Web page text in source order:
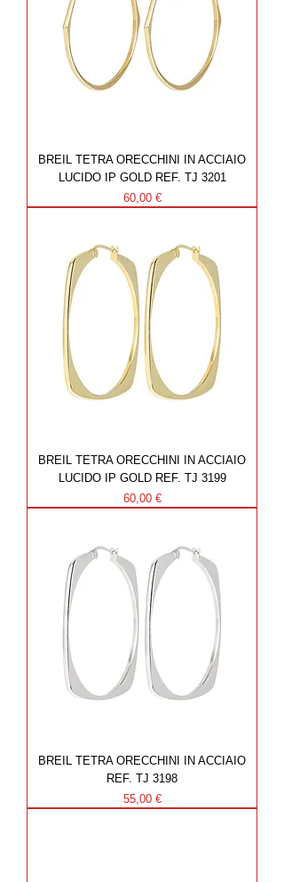
BREIL TETRA ORECCHINI IN ACCIAIO
LUCIDO IP GOLD REF. TJ 3201
Prezzo
60,00 €
BREIL TETRA ORECCHINI IN ACCIAIO
LUCIDO IP GOLD REF. TJ 3199
Prezzo
60,00 €
BREIL TETRA ORECCHINI IN ACCIAIO
REF. TJ 3198
Prezzo
55,00 €